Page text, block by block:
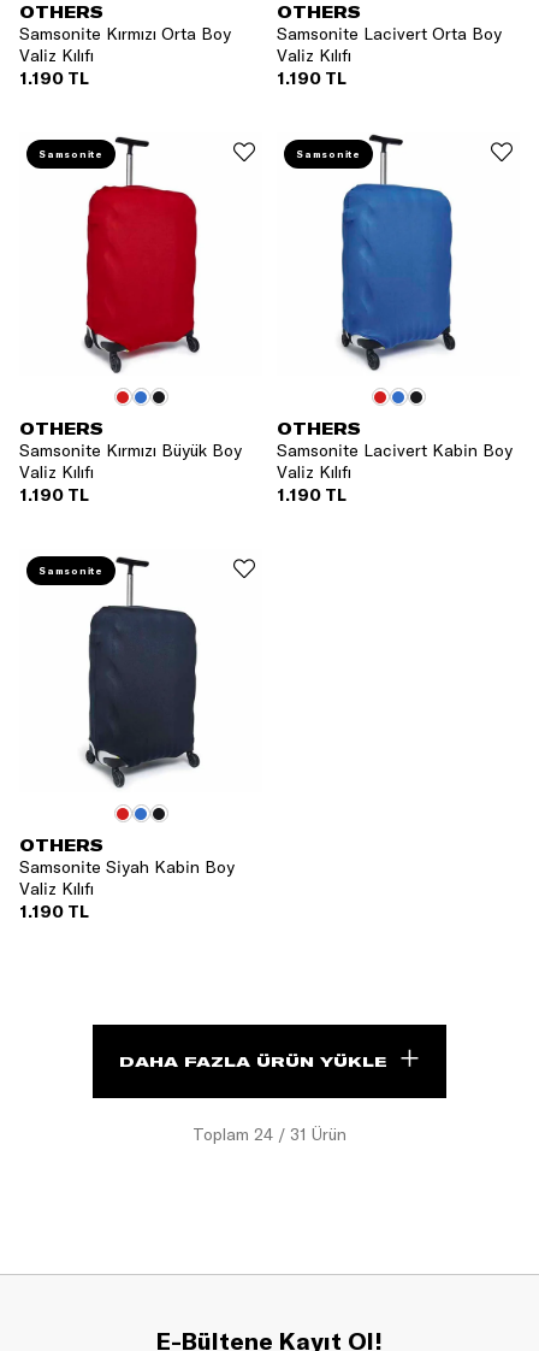
OTHERS
Samsonite Kırmızı Orta Boy
Valiz Kılıfı
1.190 TL
OTHERS
Samsonite Lacivert Orta Boy
Valiz Kılıfı
1.190 TL
OTHERS
Samsonite Kırmızı Büyük Boy
Valiz Kılıfı
1.190 TL
Samsonite
OTHERS
Samsonite Lacivert Kabin Boy
Valiz Kılıfı
1.190 TL
Samsonite
OTHERS
Samsonite Siyah Kabin Boy
Valiz Kılıfı
1.190 TL
Samsonite
Toplam 24 / 31 Ürün
DAHA FAZLA ÜRÜN YÜKLE
E-Bültene Kayıt Ol!